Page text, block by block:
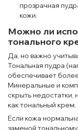
прозрачная
кожи.
Можно ли
тонального
Да, но важно
Тональная пудра
обеспечивает
Минеральные и
скрыть недостатки,
как тональный крем.
Если кожа
заменой